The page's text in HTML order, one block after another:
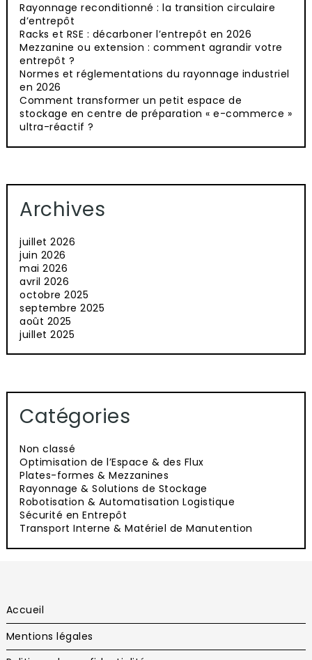
Rayonnage reconditionné : la transition circulaire
d’entrepôt
Racks et RSE : décarboner l’entrepôt en 2026
Mezzanine ou extension : comment agrandir votre
entrepôt ?
Normes et réglementations du rayonnage industriel
en 2026
Comment transformer un petit espace de
stockage en centre de préparation « e-commerce »
ultra-réactif ?
Archives
juillet 2026
juin 2026
mai 2026
avril 2026
octobre 2025
septembre 2025
août 2025
juillet 2025
Catégories
Non classé
Optimisation de l’Espace & des Flux
Plates-formes & Mezzanines
Rayonnage & Solutions de Stockage
Robotisation & Automatisation Logistique
Sécurité en Entrepôt
Transport Interne & Matériel de Manutention
Accueil
Mentions légales